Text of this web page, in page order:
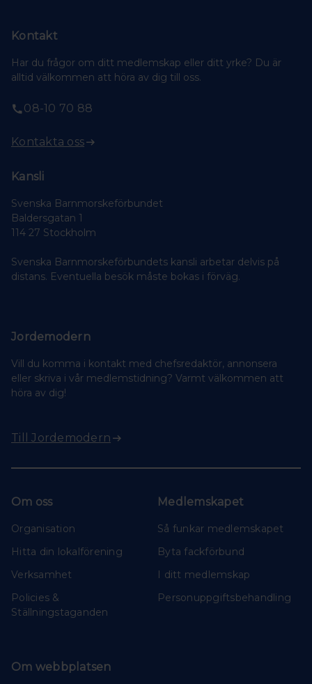
Kontakt
Har du frågor om ditt medlemskap eller ditt yrke? Du är
alltid välkommen att höra av dig till oss.
08-10 70 88
Kontakta oss
Kansli
Svenska Barnmorskeförbundet
Baldersgatan 1
114 27 Stockholm
Svenska Barnmorskeförbundets kansli arbetar delvis på
distans. Eventuella besök måste bokas i förväg.
Jordemodern
Vill du komma i kontakt med chefsredaktör, annonsera
eller skriva i vår medlemstidning? Varmt välkommen att
höra av dig!
Till Jordemodern
Om oss
Organisation
Hitta din lokalförening
Verksamhet
Policies &
Ställningstaganden
Medlemskapet
Så funkar medlemskapet
Byta fackförbund
I ditt medlemskap
Personuppgiftsbehandling
Om webbplatsen